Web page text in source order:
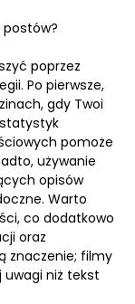
postów?
poprzez
Po pierwsze,
gdy Twoi
pomoże
używanie
opisów
Warto
co dodatkowo
oraz
znaczenie; filmy
niż tekst